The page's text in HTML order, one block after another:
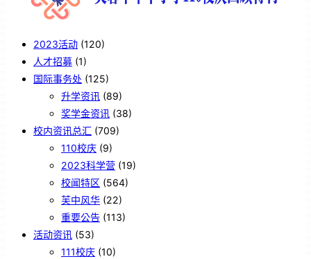
2023活动 (120)
人才招募 (1)
国际事务处 (125)
升学资讯 (89)
奖学金资讯 (38)
校内资讯总汇 (709)
110校庆 (9)
2023科学营 (19)
校闻特区 (564)
芙中风华 (22)
重要公告 (113)
活动资讯 (53)
111校庆 (10)